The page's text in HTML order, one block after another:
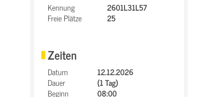
Kennung
2601L31L57
Freie Plätze
25
Zeiten
Datum
12.12.2026
Dauer
(1 Tag)
Beginn
08:00